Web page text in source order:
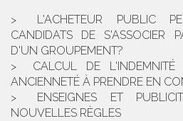
L'ACHETEUR PUBLIC
CANDIDATS DE S'ASSOCIER
D'UN GROUPEMENT?
CALCUL DE
ANCIENNETÉ À PRENDRE EN
ENSEIGNES ET
NOUVELLES RÈGLES